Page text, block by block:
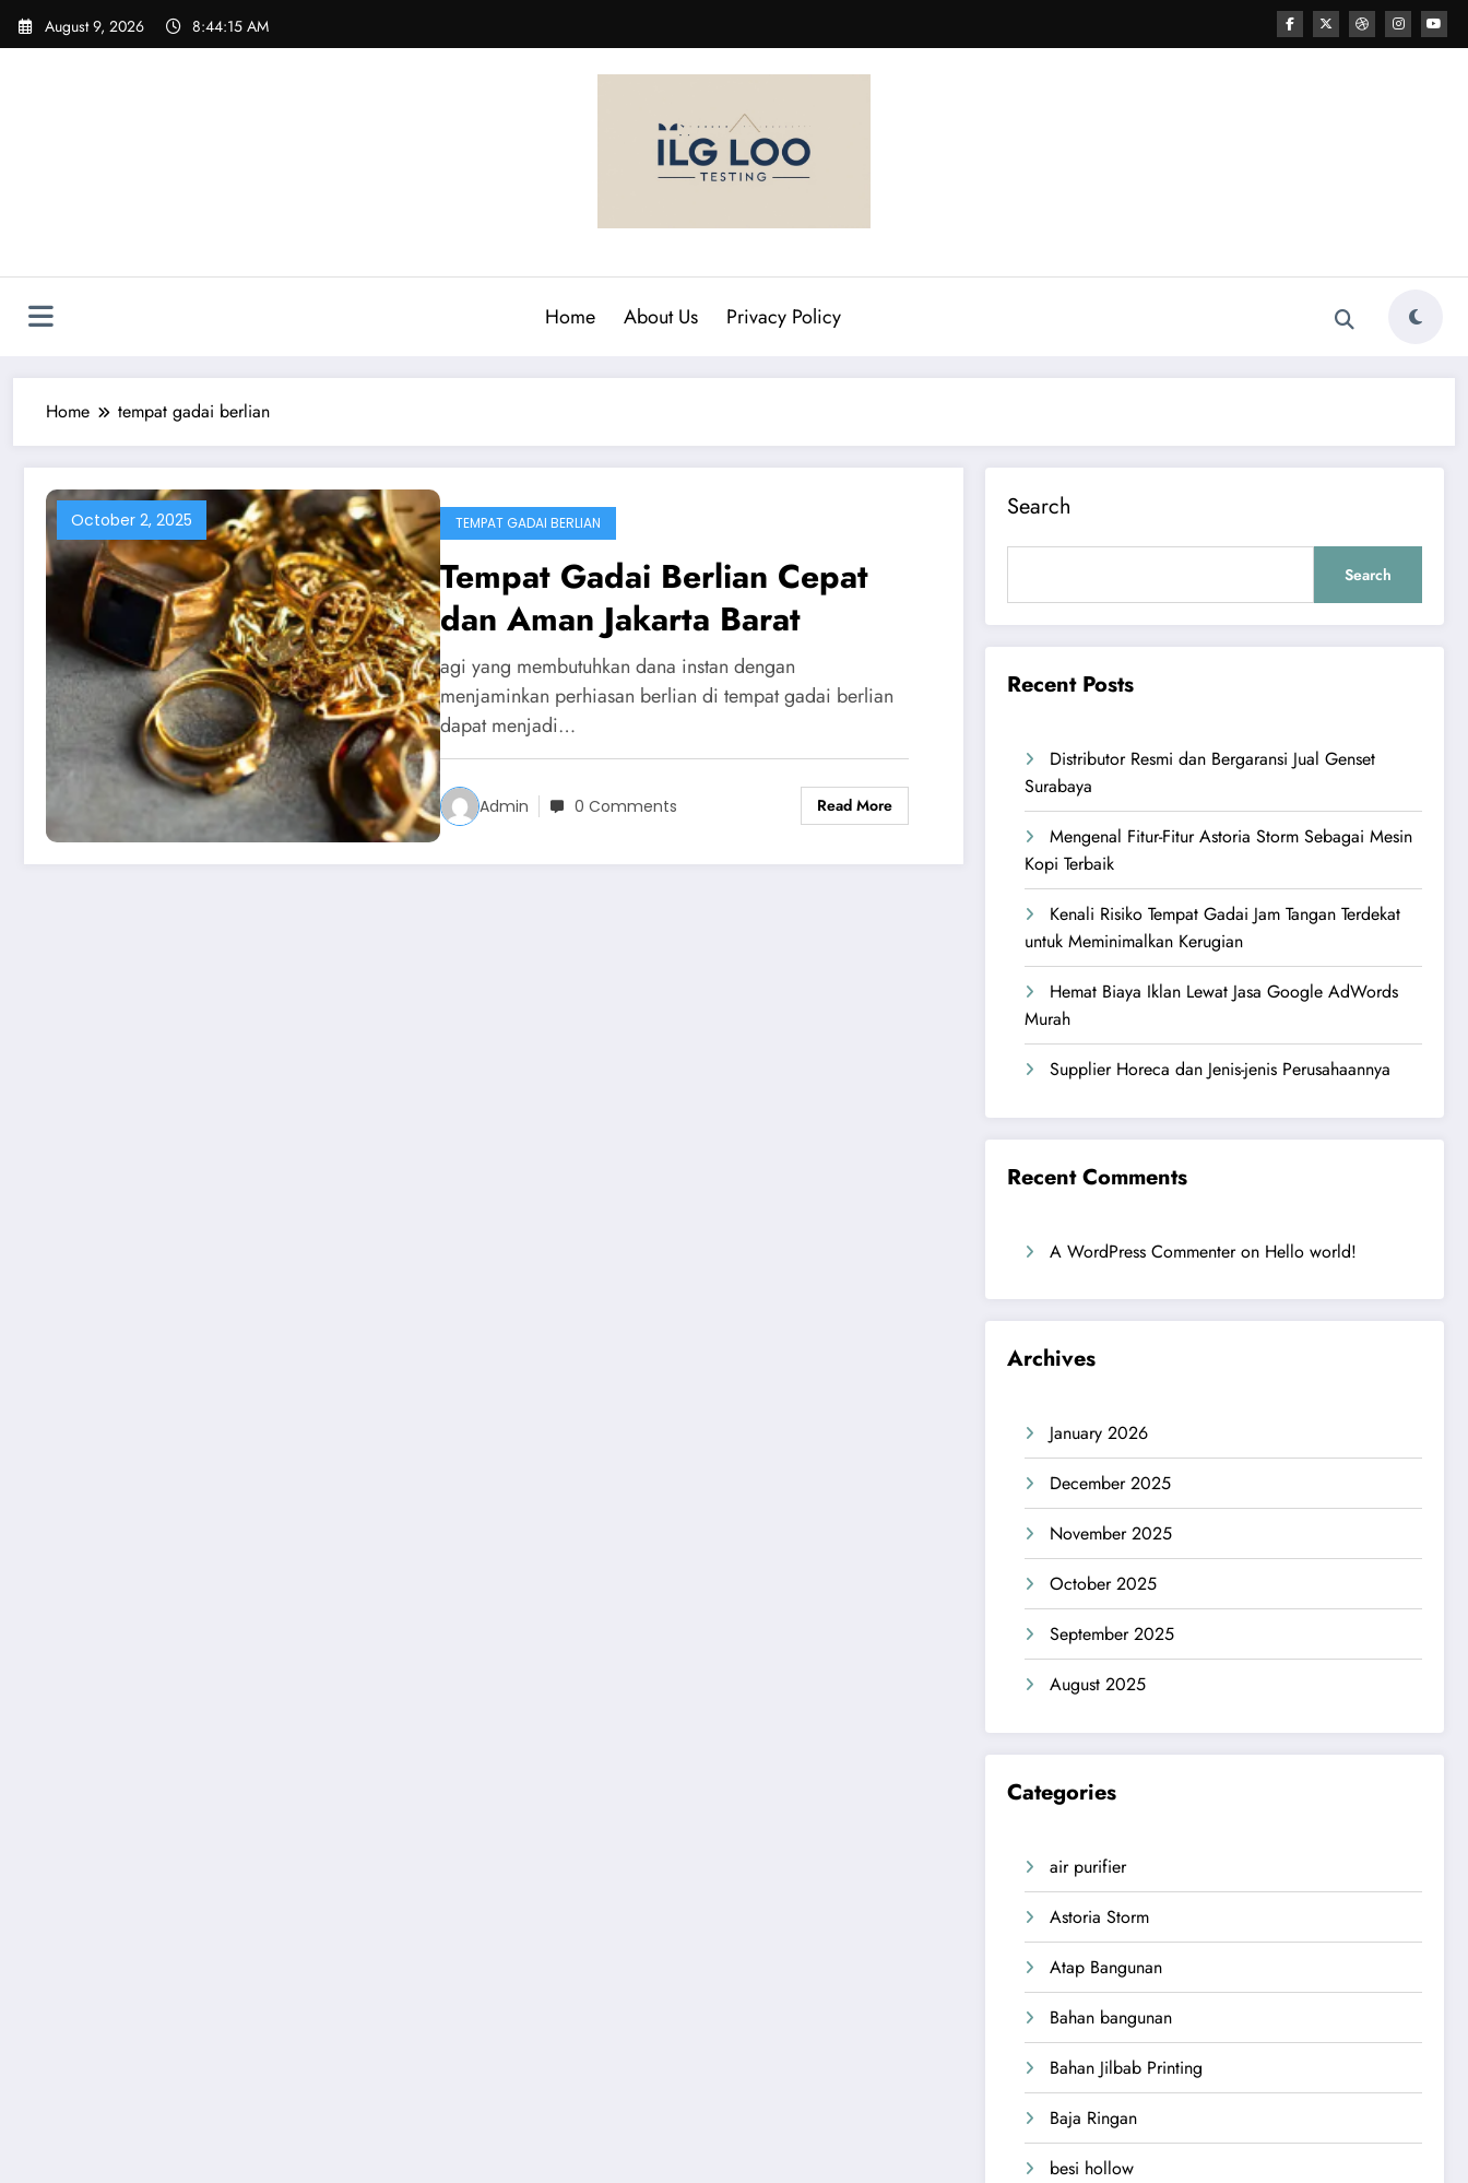
Skip
August 9, 2026 8:44:16 AM
Home About Us Privacy Policy
Home tempat gadai berlian
October 2, 2025 TEMPAT GADAI BERLIAN
Tempat Gadai Berlian Cepat
dan Aman Jakarta Barat
agi yang membutuhkan dana instan dengan
menjaminkan perhiasan berlian di tempat gadai berlian
dapat menjadi…
Admin 0 Comments Read More
Search
Search
Recent Posts
Distributor Resmi dan Bergaransi Jual Genset
Surabaya
Mengenal Fitur-Fitur Astoria Storm Sebagai Mesin
Kopi Terbaik
Kenali Risiko Tempat Gadai Jam Tangan Terdekat
untuk Meminimalkan Kerugian
Hemat Biaya Iklan Lewat Jasa Google AdWords
Murah
Supplier Horeca dan Jenis-jenis Perusahaannya
Recent Comments
A WordPress Commenteron Hello world!
Archives
January 2026
December 2025
November 2025
October 2025
September 2025
August 2025
Categories
air purifier
Astoria Storm
Atap Bangunan
Bahan bangunan
Bahan Jilbab Printing
Baja Ringan
besi hollow